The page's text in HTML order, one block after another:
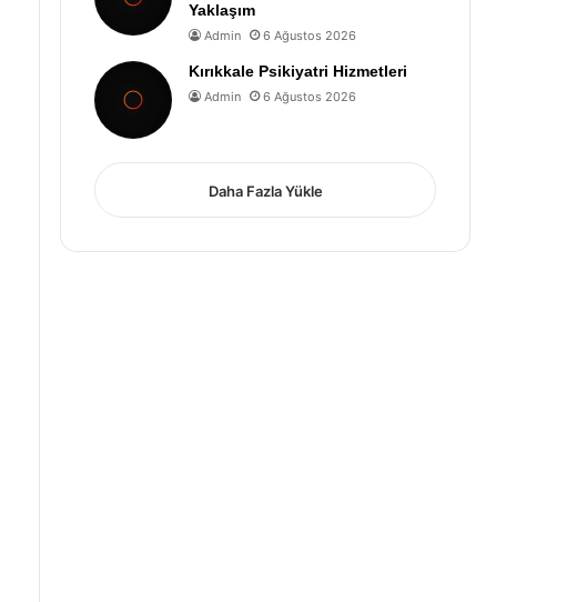
Yaklaşım
Admin 6 Ağustos 2026
Kırıkkale Psikiyatri Hizmetleri
Admin 6 Ağustos 2026
Daha Fazla Yükle